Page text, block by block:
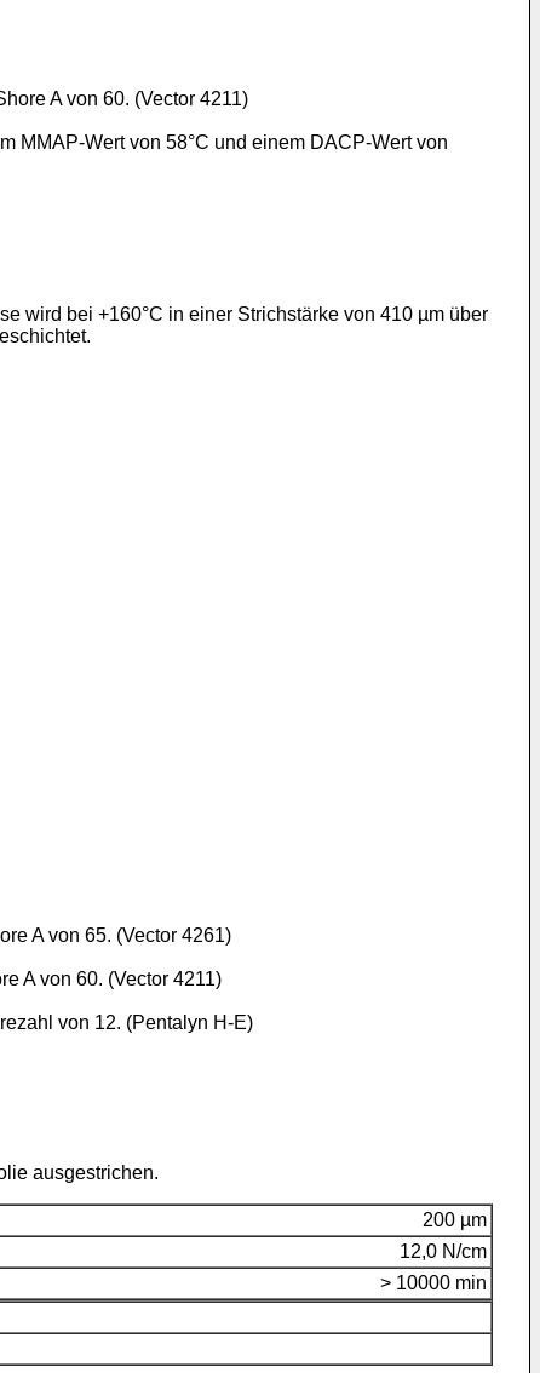
A von 60. (Vector 4211)
MMAP-Wert von 58°C und einem DACP-Wert von
wird bei +160°C in einer Strichstärke von 410 µm über
A von 65. (Vector 4261)
A von 60. (Vector 4211)
von 12. (Pentalyn H-E)
ausgestrichen.
200 µm
12,0 N/cm
> 10000 min